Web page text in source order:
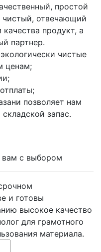
простой
чистый, отвечающий
продукт, а
партнер.
чистые
ценам;
позволяет нам
запас.
вам с выбором
и готовы
высокое качество
для грамотного
материала.